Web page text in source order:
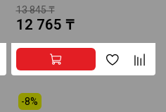
13 845 ₸
12 765 ₸
-8%